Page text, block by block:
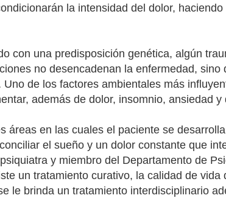
la intensidad del dolor,
con una predisposición genética, algún
no desencadenan la enfermedad,
de los factores ambientales más
además de dolor, insomnio, ansiedad
en las cuales el paciente se
el sueño y un dolor constante que
y miembro del Departamento de
un tratamiento curativo, la calidad de
le brinda un tratamiento interdisciplinario